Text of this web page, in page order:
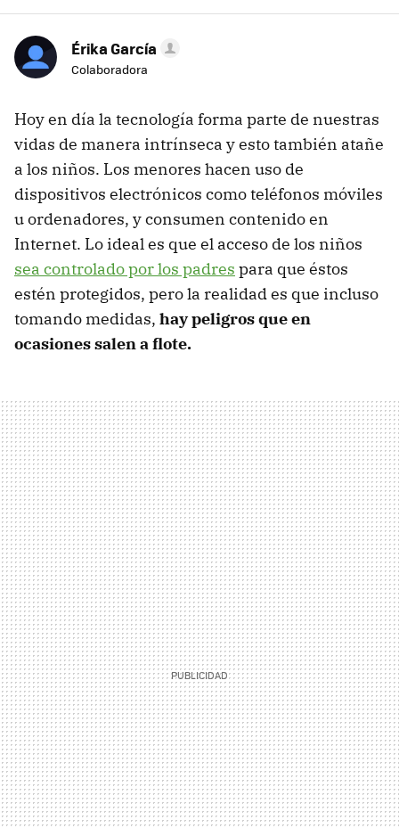
Érika García
Colaboradora
Hoy en día la tecnología forma parte de nuestras
vidas de manera intrínseca y esto también atañe
a los niños. Los menores hacen uso de
dispositivos electrónicos como teléfonos móviles
u ordenadores, y consumen contenido en
Internet. Lo ideal es que el acceso de los niños
sea controlado por los padres para que éstos
estén protegidos, pero la realidad es que incluso
tomando medidas, hay peligros que en
ocasiones salen a flote.